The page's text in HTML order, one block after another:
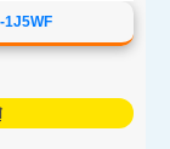
1J5WF